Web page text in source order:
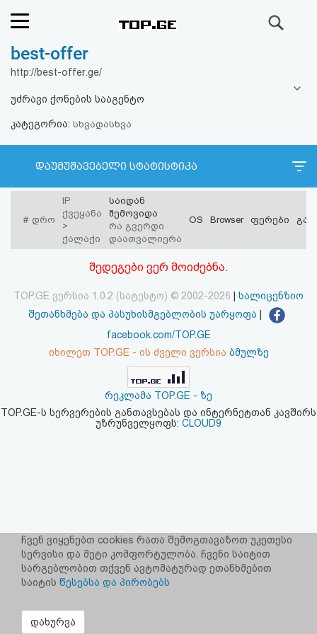
რეიტინგი
ფოსტა
კითხვა-
პასუხი
ავტორიზაცია
რეგისტრაცია
პაროლის
სალიცენზიო
უარყოფა
best-offer
http://best-offer.ge/
უძრავი ქონების სააგენტო
კატეგორია: სხვადასხვა
დაუმუშავებელი სტატისტიკა
# დრო
IP
ქვეყანა
>
ქალაქი
საიდან
შემოვიდა
რა გვერდი
დაათვალიერა
OS Browser ფერები
შედეგები ვერ მოიძებნა.
TOP.GE ვერსია 1.0.2 (სატესტო) © 2002-2026
სალიცენზიო
შეთანხმება და პასუხისმგებლობის უარყოფა
facebook.com/TOP.GE
იხილეთ TOP.GE - ის ძველი ვერსია ბმულზე
რეკლამა TOP.GE - ზე
TOP.GE-ს სერვერების განთავსებას და ინტერნეტთან კავშირს
უზრუნველყოფს: CLOUD9
ჩვენ ვიყენებთ cookies რათა შემოგთავაზოთ უკეთესი
სერვისი და მეტი კომფორტულობა. ჩვენი საიტით
სარგებლობით თქვენ ავტომატურად ეთანხმებით
საიტის წესებსა და პირობებს
დახურვა